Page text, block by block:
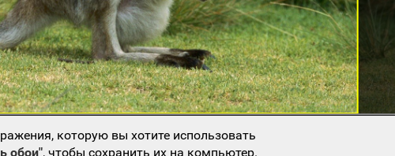
которую вы хотите использовать
обои", чтобы сохранить их на компьютер.